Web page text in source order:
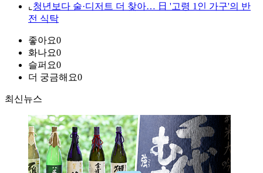
⌞ 청년보다 술·디저트 더 찾아… 日 '고령 1인 가구'의 반
전 식탁
좋아요0
화나요0
슬퍼요0
더 궁금해요0
최신뉴스